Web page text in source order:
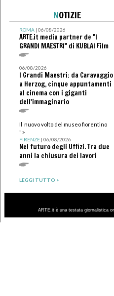
NOTIZIE
ROMA| 06/08/2026
ARTE.it media partner de "I
GRANDI MAESTRI" di KUBLAI Film
06/08/2026
I Grandi Maestri: da Caravaggio
a Herzog, cinque appuntamenti
al cinema con i giganti
dell'immaginario
Il nuovo volto del museo fiorentino
">
FIRENZE| 06/08/2026
Nel futuro degli Uffizi. Tra due
anni la chiusura dei lavori
LEGGI TUTTO >
ARTE.it è una testata giornalistica